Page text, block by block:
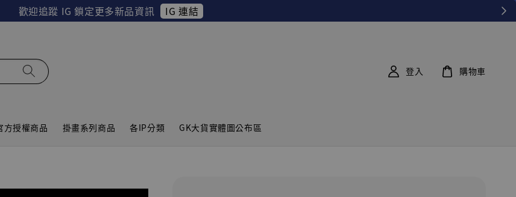
歡迎追蹤 IG 鎖定更多新品資訊 IG 連結
方授權商品 掛畫系列商品 各IP分類 GK大貨實體圖公布區
登入 購物車